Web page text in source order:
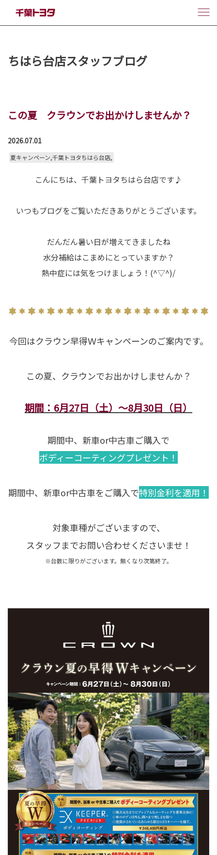
ちはら台店スタッフブログ
この夏 クラウンでお出かけしませんか？
2026.07.01
夏キャンペーン,千葉トヨタちはら台店,
こんにちは、千葉トヨタちはら台店です♪
いつもブログをご覧いただきありがとうございます。
だんだん暑い日が増えてきましたね
水分補給はこまめにとっていますか？
熱中症には気をつけましょう！(^▽^)/
今回はクラウン早得Ｗキャンペーンのご案内です。
この夏、クラウンでお出かけしませんか？
期間：6月27日（土）～8月30日（日）
期間中、新車or中古車ご購入で
ボディーコーティングプレゼント！
期間中、新車or中古車をご購入で特別金利を適用！
対象車種がございますので、
スタッフまでお問い合わせくださいませ！
※台数に限りがございます。無くなり次第終了。